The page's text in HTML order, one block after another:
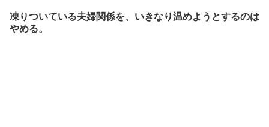
凍りついている夫婦関係を、いきなり温めようとするのは
やめる。